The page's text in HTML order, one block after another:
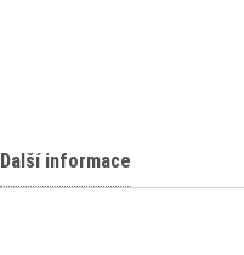
Další informace